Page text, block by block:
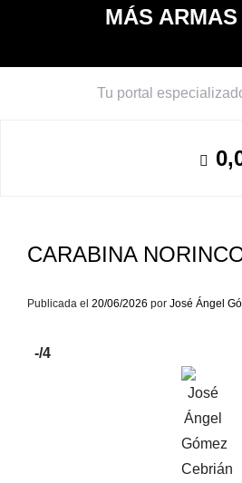
MÁS ARMAS
Tu portal
CARABINA
Publicada el 20/06/2026 por José Ángel
-/4